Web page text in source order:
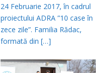
24 Februarie 2017, în cadrul
proiectului ADRA ”10 case în
zece zile”. Familia Rădac,
formată din […]